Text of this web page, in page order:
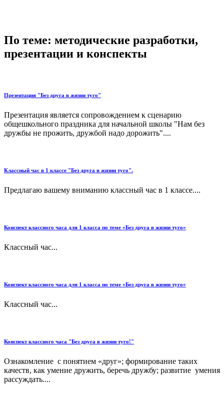
По теме: методические разработки,
презентации и конспекты
Презентация "Без друга в жизни туго"
Презентация является сопровождением к сценарию
общешкольного праздника для начальной школы "Нам без
дружбы не прожить, дружбой надо дорожить"....
Классный час в 1 классе "Без друга в жизни туго".
Предлагаю вашему вниманию классный час в 1 классе....
Конспект классного часа для 1 класса по теме «Без друга в жизни туго»
Классный час...
Конспект классного часа для 1 класса по теме «Без друга в жизни туго»
Классный час...
Конспект классного часа "Без друга в жизни туго!"
Ознакомление с понятием «друг»; формирование таких
качеств, как умение дружить, беречь дружбу; развитие умения
рассуждать....